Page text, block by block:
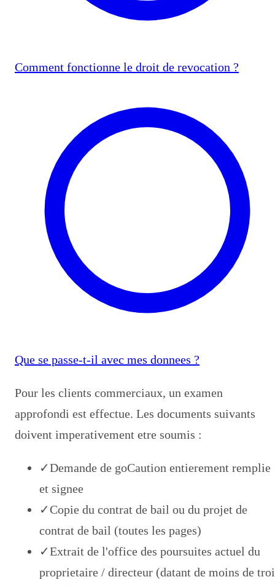
Comment fonctionne le droit de revocation ?
Que se passe-t-il avec mes donnees ?
Pour les clients commerciaux, un examen
approfondi est effectue. Les documents suivants
doivent imperativement etre soumis :
✓Demande de goCaution entierement remplie
et signee
✓Copie du contrat de bail ou du projet de
contrat de bail (toutes les pages)
✓Extrait de l'office des poursuites actuel du
proprietaire / directeur (datant de moins de